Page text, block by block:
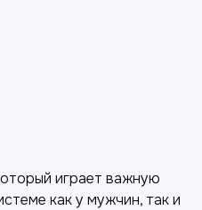
играет важную
как у мужчин, так и